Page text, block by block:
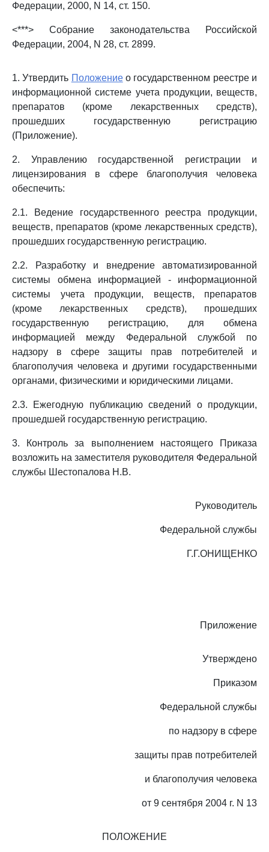
Федерации, 2000, N 14, ст. 150.
<***> Собрание законодательства Российской
Федерации, 2004, N 28, ст. 2899.
1. Утвердить Положениео государственном реестре и
информационной системе учета продукции, веществ,
препаратов (кроме лекарственных средств),
прошедших государственную регистрацию
(Приложение).
2. Управлению государственной регистрации и
лицензирования в сфере благополучия человека
обеспечить:
2.1. Ведение государственного реестра продукции,
веществ, препаратов (кроме лекарственных средств),
прошедших государственную регистрацию.
2.2. Разработку и внедрение автоматизированной
системы обмена информацией - информационной
системы учета продукции, веществ, препаратов
(кроме лекарственных средств), прошедших
государственную регистрацию, для обмена
информацией между Федеральной службой по
надзору в сфере защиты прав потребителей и
благополучия человека и другими государственными
органами, физическими и юридическими лицами.
2.3. Ежегодную публикацию сведений о продукции,
прошедшей государственную регистрацию.
3. Контроль за выполнением настоящего Приказа
возложить на заместителя руководителя Федеральной
службы Шестопалова Н.В.
Руководитель
Федеральной службы
Г.Г.ОНИЩЕНКО
Приложение
Утверждено
Приказом
Федеральной службы
по надзору в сфере
защиты прав потребителей
и благополучия человека
от 9 сентября 2004 г. N 13
ПОЛОЖЕНИЕ